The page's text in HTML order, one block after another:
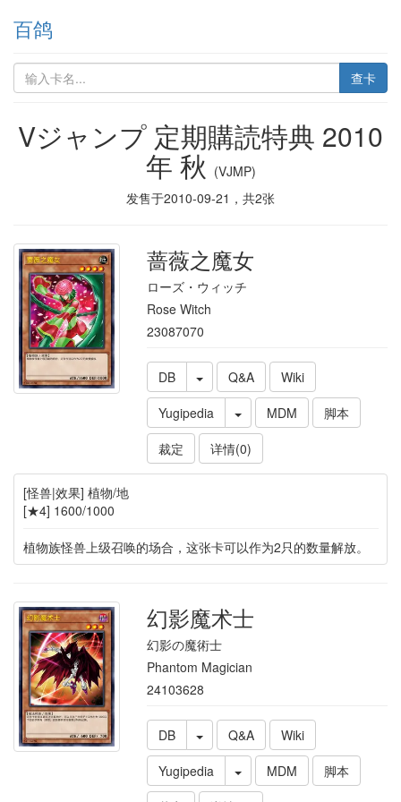
百鸽
查卡
Vジャンプ 定期購読特典 2010
年 秋 (VJMP)
发售于2010-09-21 ，共2张
蔷薇之魔女
ローズ・ウィッチ
Rose Witch
23087070
DB Q&A
Wiki
Yugipedia
MDM
脚本
裁定
详情(0)
[怪兽|效果] 植物/地
[★4] 1600/1000
植物族怪兽上级召唤的场合，这张卡可以作为2只的数量解放。
幻影魔术士
幻影の魔術士
Phantom Magician
24103628
DB Q&A
Wiki
Yugipedia
MDM
脚本